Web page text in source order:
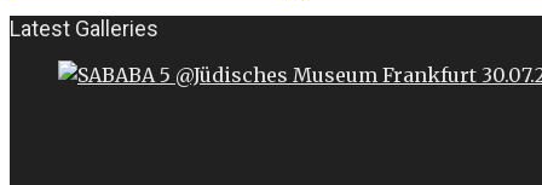
Latest Galleries